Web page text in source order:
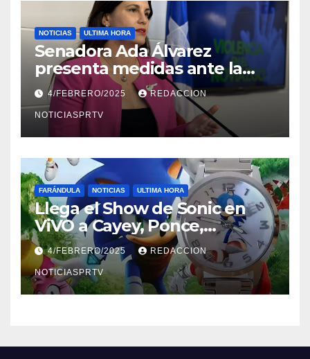
NOTICIAS ULTIMA HORA
Senadora Ada Álvarez
presenta medidas ante la
violencia en el noviazgo
4/FEBRERO/2025 REDACCION
NOTICIASPRTV
FARÁNDULA NOTICIAS ULTIMA HORA
Llega el Show de Sonic en
ViVO a Cayey, Ponce,
Barceloneta y Humacao,
Relojes gratis para el que
compre ahora….
4/FEBRERO/2025 REDACCION
NOTICIASPRTV